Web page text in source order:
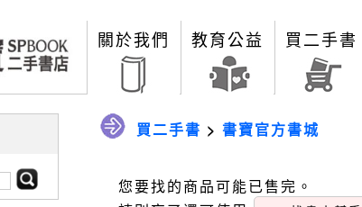
關於我們 教育公益 買二手書
買二手書 > 書寶官方書城
您要找的商品可能已售完。